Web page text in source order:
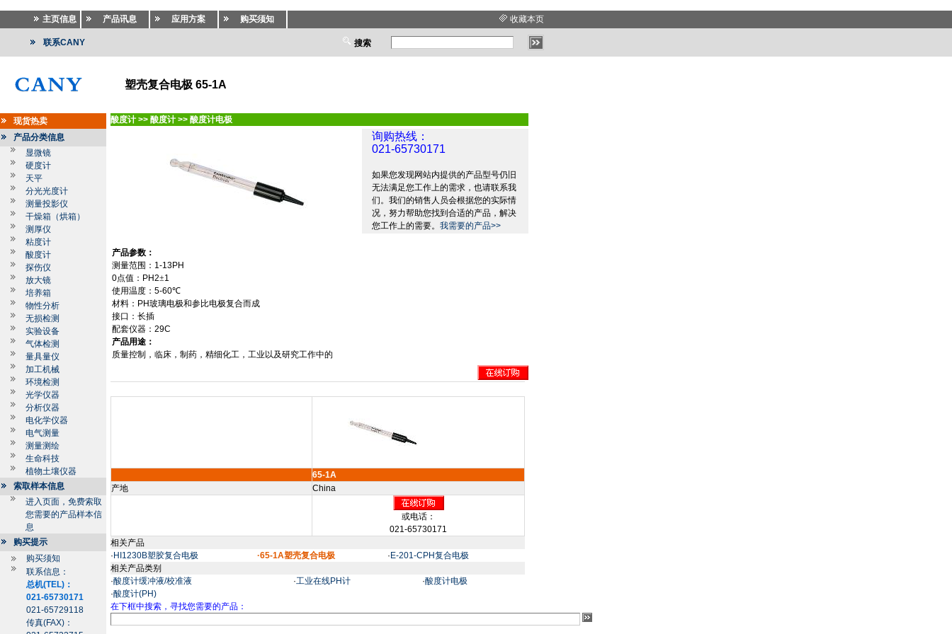
主页信息 产品讯息 应用方案 购买须知 收藏本页
联系CANY 搜索
塑壳复合电极 65-1A
现货热卖
产品分类信息
显微镜
硬度计
天平
分光光度计
测量投影仪
干燥箱（烘箱）
测厚仪
粘度计
酸度计
探伤仪
放大镜
培养箱
物性分析
无损检测
实验设备
气体检测
量具量仪
加工机械
环境检测
光学仪器
分析仪器
电化学仪器
电气测量
测量测绘
生命科技
植物土壤仪器
索取样本信息
进入页面，免费索取
您需要的产品样本信
息
购买提示
购买须知
联系信息：
总机(TEL)：
021-65730171
021-65729118
传真(FAX)：
酸度计 >> 酸度计 >> 酸度计电极
询购热线：
021-65730171
如果您发现网站内提供的产品型号仍旧
无法满足您工作上的需求，也请联系我
们。我们的销售人员会根据您的实际情
况，努力帮助您找到合适的产品，解决
您工作上的需要。 我需要的产品>>
产品参数：
测量范围： 1-13PH
0点值： PH2±1
使用温度： 5-60℃
材料： PH玻璃电极和参比电极复合而成
接口：长插
配套仪器： 29C
产品用途：
质量控制，临床，制药，精细化工，工业以及研究工作中的
65-1A
产地
China
或电话：
021-65730171
相关产品
· HI1230B塑胶复合电极 ·65-1A塑壳复合电极 · E-201-CPH复合电极
相关产品类别
·酸度计缓冲液/校准液 ·工业在线PH计 ·酸度计电极
·酸度计(PH)
在下框中搜索，寻找您需要的产品：